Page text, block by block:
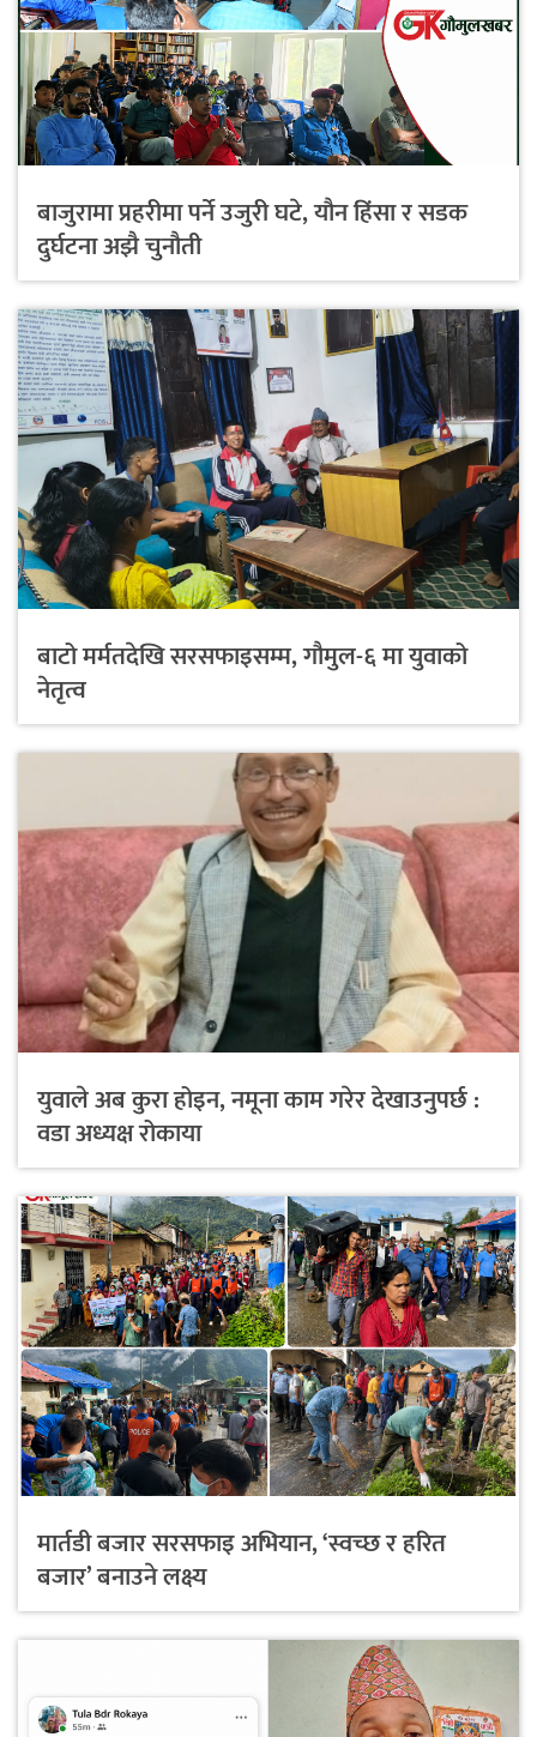
बाजुरामा प्रहरीमा पर्ने उजुरी घटे, यौन हिंसा र सडक
दुर्घटना अझै चुनौती
बाटो मर्मतदेखि सरसफाइसम्म, गौमुल-६ मा युवाको
नेतृत्व
युवाले अब कुरा होइन, नमूना काम गरेर देखाउनुपर्छ :
वडा अध्यक्ष रोकाया
मार्तडी बजार सरसफाइ अभियान, ‘स्वच्छ र हरित
बजार’ बनाउने लक्ष्य